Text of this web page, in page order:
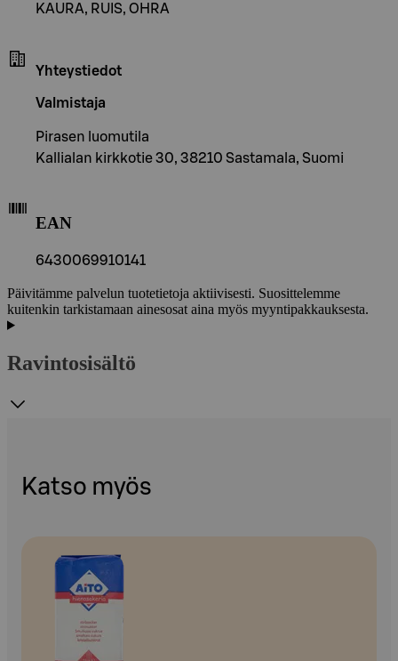
KAURA, RUIS, OHRA
Yhteystiedot
Valmistaja
Pirasen luomutila
Kallialan kirkkotie 30, 38210 Sastamala, Suomi
EAN
6430069910141
Päivitämme palvelun tuotetietoja aktiivisesti. Suosittelemme
kuitenkin tarkistamaan ainesosat aina myös myyntipakkauksesta.
Ravintosisältö
Katso myös